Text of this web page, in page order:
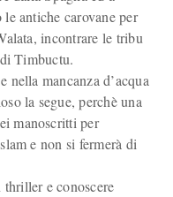
antiche carovane per
incontrare le tribu
Timbuctu.
mancanza d’acqua
la segue, perchè una
manoscritti per
e non si fermerà di
e conoscere